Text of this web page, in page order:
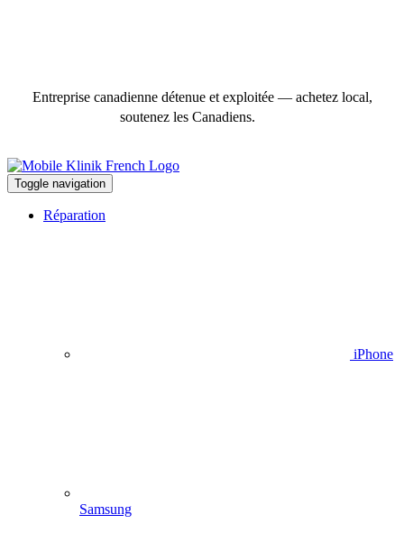
Entreprise canadienne détenue et exploitée — achetez local,
soutenez les Canadiens.
Toggle navigation
Réparation
iPhone
Samsung